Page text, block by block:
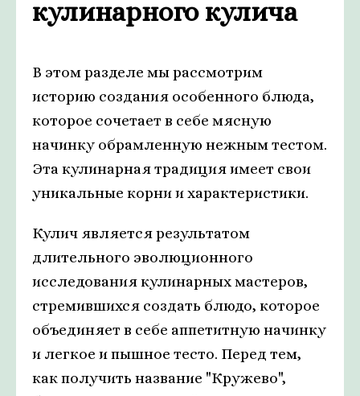
кулинарного кулича
В этом разделе мы рассмотрим
историю создания особенного блюда,
которое сочетает в себе мясную
начинку обрамленную нежным тестом.
Эта кулинарная традиция имеет свои
уникальные корни и характеристики.
Кулич является результатом
длительного эволюционного
исследования кулинарных мастеров,
стремившихся создать блюдо, которое
объединяет в себе аппетитную начинку
и легкое и пышное тесто. Перед тем,
как получить название "Кружево",